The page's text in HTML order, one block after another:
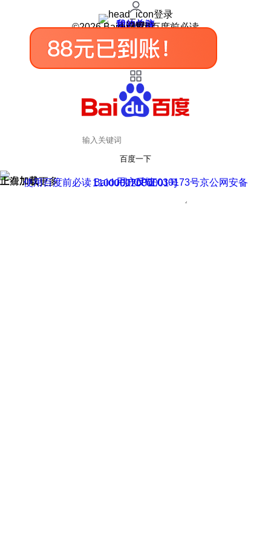
登录
我的关注
我的收藏
皮肤中心
用户反馈
设置
©2026 Baidu 使用百度前必读
百度一下
正在加载
上滑加载更多 用户反馈
使用百度前必读 Baidu 京ICP证030173号
京公网安备11000002000001号